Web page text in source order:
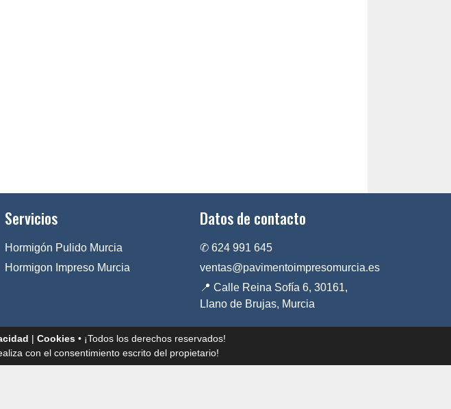
Servicios
Hormigón Pulido Murcia
Hormigon Impreso Murcia
Datos de contacto
✆ 624 991 645
ventas@pavimentoimpresomurcia.es
📍 Calle Reina Sofía 6, 30161,
Llano de Brujas, Murcia
| Cookies • ¡Todos los derechos reservados!
con el consentimiento escrito del propietario!